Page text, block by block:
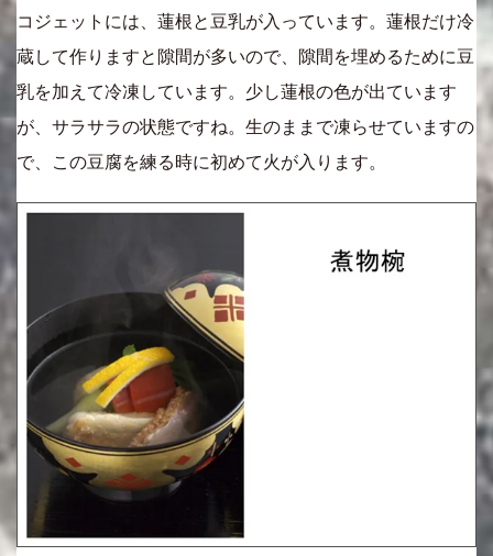
コジェットには、蓮根と豆乳が入っています。蓮根だけ冷
蔵して作りますと隙間が多いので、隙間を埋めるために豆
乳を加えて冷凍しています。少し蓮根の色が出ています
が、サラサラの状態ですね。生のままで凍らせていますの
で、この豆腐を練る時に初めて火が入ります。